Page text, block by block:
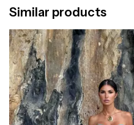
Similar products